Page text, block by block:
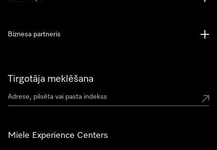
Tirgotāja meklēšana
Miele Experience Centers
Biznesa partneris